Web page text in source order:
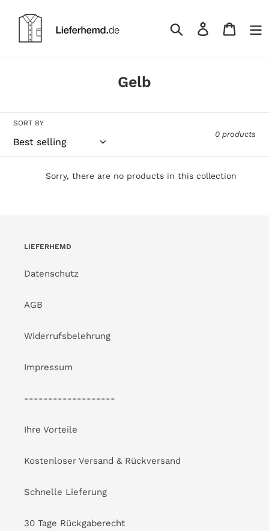
content
Log
Cart
C
c
Gelb
SORT BY
0 products
Sorry, there are no products in this collection
LIEFERHEMD
Datenschutz
AGB
Widerrufsbelehrung
Impressum
-------------------
Ihre Vorteile
Kostenloser Versand & Rückversand
Schnelle Lieferung
30 Tage Rückgaberecht